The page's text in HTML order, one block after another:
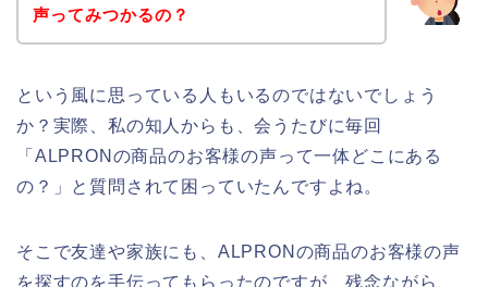
声ってみつかるの？
という風に思っている人もいるのではないでしょう
か？実際、私の知人からも、会うたびに毎回
「ALPRONの商品のお客様の声って一体どこにある
の？」と質問されて困っていたんですよね。
そこで友達や家族にも、ALPRONの商品のお客様の声
を探すのを手伝ってもらったのですが、残念ながら、